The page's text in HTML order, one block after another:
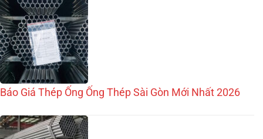
Báo Giá Thép Ống Ống Thép Sài Gòn Mới Nhất 2026